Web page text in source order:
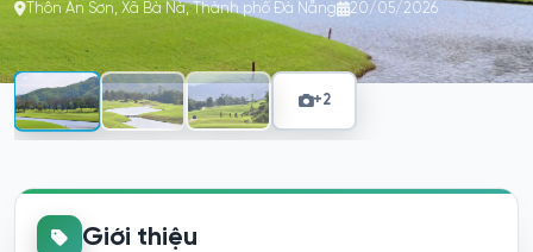
Thôn An Sơn, Xã Bà Nà, Thành phố Đà Nẵng 20/05/2026
+2
Giới thiệu